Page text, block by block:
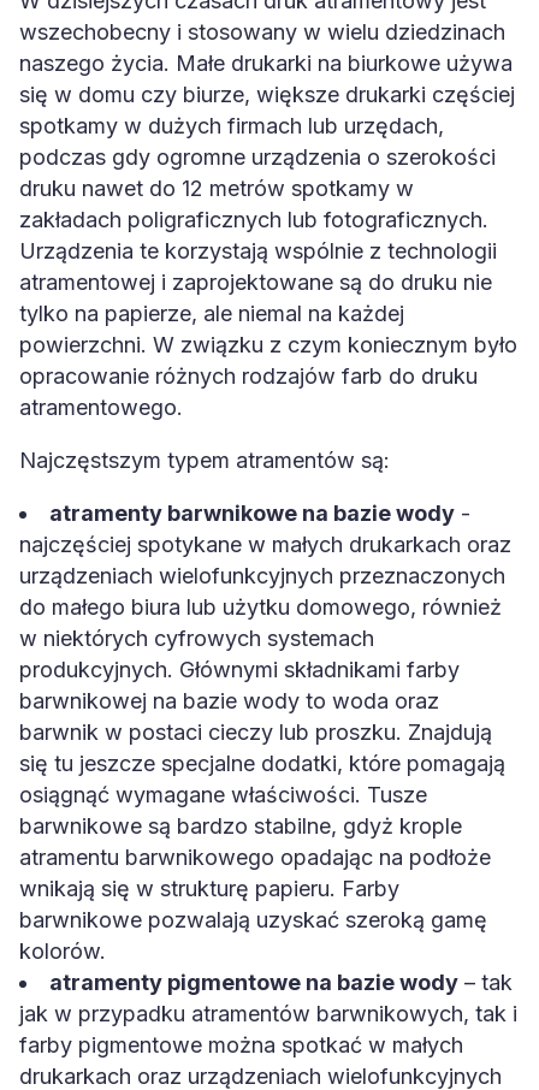
wszechobecny i stosowany w wielu dziedzinach
naszego życia. Małe drukarki na biurkowe używa
się w domu czy biurze, większe drukarki częściej
spotkamy w dużych firmach lub urzędach,
podczas gdy ogromne urządzenia o szerokości
druku nawet do 12 metrów spotkamy w
zakładach poligraficznych lub fotograficznych.
Urządzenia te korzystają wspólnie z technologii
atramentowej i zaprojektowane są do druku nie
tylko na papierze, ale niemal na każdej
powierzchni. W związku z czym koniecznym było
opracowanie różnych rodzajów farb do druku
atramentowego.
Najczęstszym typem atramentów są:
atramenty barwnikowe na bazie wody -
najczęściej spotykane w małych drukarkach oraz
urządzeniach wielofunkcyjnych przeznaczonych
do małego biura lub użytku domowego, również
w niektórych cyfrowych systemach
produkcyjnych. Głównymi składnikami farby
barwnikowej na bazie wody to woda oraz
barwnik w postaci cieczy lub proszku. Znajdują
się tu jeszcze specjalne dodatki, które pomagają
osiągnąć wymagane właściwości. Tusze
barwnikowe są bardzo stabilne, gdyż krople
atramentu barwnikowego opadając na podłoże
wnikają się w strukturę papieru. Farby
barwnikowe pozwalają uzyskać szeroką gamę
kolorów.
atramenty pigmentowe na bazie wody – tak
jak w przypadku atramentów barwnikowych, tak i
farby pigmentowe można spotkać w małych
drukarkach oraz urządzeniach wielofunkcyjnych